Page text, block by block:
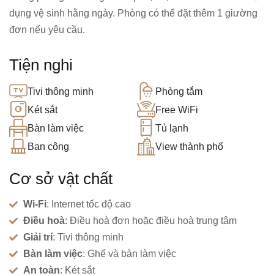
dụng vệ sinh hằng ngày. Phòng có thể đặt thêm 1 giường
đơn nếu yêu cầu.
Tiện nghi
Tivi thông minh
Phòng tắm
Két sắt
Free WiFi
Bàn làm việc
Tủ lạnh
Ban công
View thành phố
Cơ sở vật chất
Wi-Fi: Internet tốc độ cao
Điều hoà: Điều hoà đơn hoặc điều hoà trung tâm
Giải trí: Tivi thông minh
Bàn làm việc: Ghế và bàn làm việc
An toàn: Két sắt